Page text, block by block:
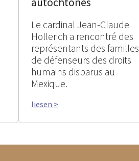
Le cardinal Jean-Claude
Hollerich a rencontré des
représentants des familles
de défenseurs des droits
humains disparus au
Mexique.
liesen >